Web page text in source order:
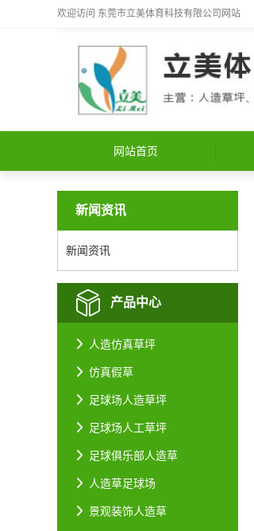
欢迎访问 东莞市立美体育科技有限公司 网站
网站首页
新闻资讯
新闻资讯
产品中心
人造仿真草坪
仿真假草
足球场人造草坪
足球场人工草坪
足球俱乐部人造草
人造草足球场
景观装饰人造草